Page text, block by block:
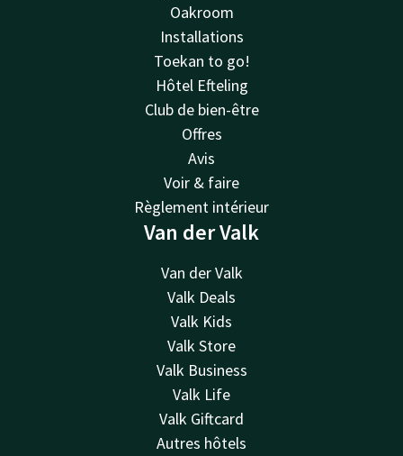
Oakroom
Installations
Toekan to go!
Hôtel Efteling
Club de bien-être
Offres
Avis
Voir & faire
Règlement intérieur
Van der Valk
Van der Valk
Valk Deals
Valk Kids
Valk Store
Valk Business
Valk Life
Valk Giftcard
Autres hôtels